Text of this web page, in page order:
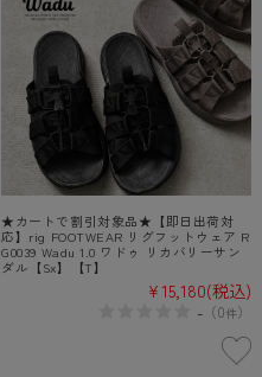
★カートで割引対象品★【即日出荷対
応】rig FOOTWEAR リグフットウェア R
G0039 Wadu 1.0 ワドゥ リカバリーサン
ダル【Sx】【T】
¥15,180(税込)
- （0件）